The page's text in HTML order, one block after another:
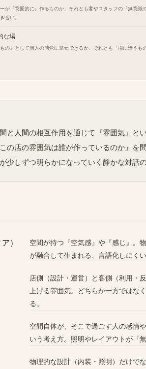
が『意図的に』作るものか、それとも客やスタッフの『無意識
合い。
な場
の』として個人の感覚に還元できるか、それとも『場に漂うも
と人間の相互作用を通じて『雰囲気』と
の店の雰囲気は誰が作っているのか』を
少しずつ明らかになっていく静かな対話の
）
空間が持つ『空気感』や『感じ』。
が融合して生まれる、言語化しにくい
店側（設計・運営）と客側（利用・
上げる雰囲気。どちらか一方ではな
る。
空間自体が、そこで過ごす人の感情
いう考え方。照明やレイアウトが『
物理的な設計（内装・照明）だけで